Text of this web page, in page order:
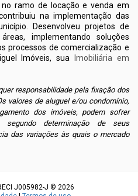
ramo de locação e venda em
na implementação das
Desenvolveu projetos de
implementando soluções
processos de comercialização e
Imóveis, sua
Imobiliária em
responsabilidade pela fixação dos
valores de aluguel e/ou condomínio,
dos imóveis, podem sofrer
determinação de seus
das variações às quais o mercado
J005982-J © 2026